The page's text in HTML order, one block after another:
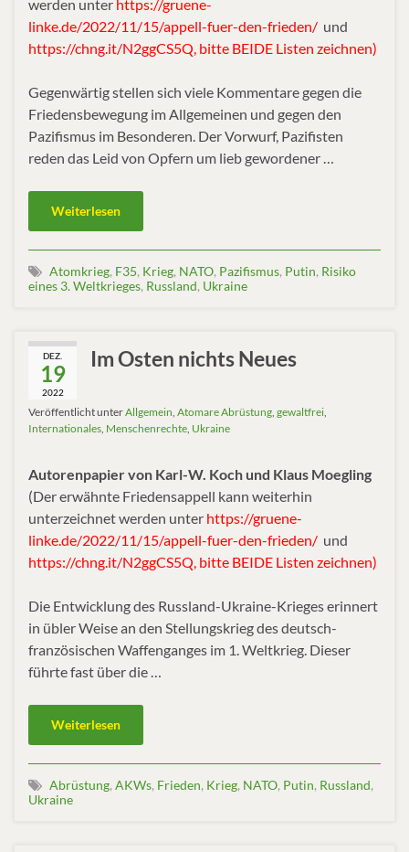
werden unter https://gruene-
linke.de/2022/11/15/appell-fuer-den-frieden/ und
https://chng.it/N2ggCS5Q, bitte BEIDE Listen zeichnen)
Gegenwärtig stellen sich viele Kommentare gegen die
Friedensbewegung im Allgemeinen und gegen den
Pazifismus im Besonderen. Der Vorwurf, Pazifisten
reden das Leid von Opfern um lieb gewordener …
Weiterlesen
Atomkrieg, F35, Krieg, NATO, Pazifismus, Putin, Risiko
eines 3. Weltkrieges, Russland, Ukraine
DEZ.
19
2022
Im Osten nichts Neues
Veröffentlicht unterAllgemein, Atomare Abrüstung, gewaltfrei,
Internationales, Menschenrechte, Ukraine
Autorenpapier von Karl-W. Koch und Klaus Moegling
(Der erwähnte Friedensappell kann weiterhin
unterzeichnet werden unter https://gruene-
linke.de/2022/11/15/appell-fuer-den-frieden/ und
https://chng.it/N2ggCS5Q, bitte BEIDE Listen zeichnen)
Die Entwicklung des Russland-Ukraine-Krieges erinnert
in übler Weise an den Stellungskrieg des deutsch-
französischen Waffenganges im 1. Weltkrieg. Dieser
führte fast über die …
Weiterlesen
Abrüstung, AKWs, Frieden, Krieg, NATO, Putin, Russland,
Ukraine